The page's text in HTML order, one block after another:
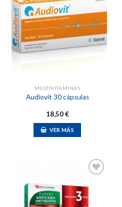
Añadir
a la
lista de
deseos
MULTIVITAMINAS
Audiovit 30 cápsulas
18,50€
VER MÁS
Añadir